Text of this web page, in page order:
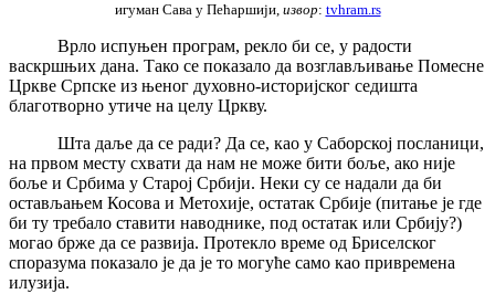
игуман Сава у Пећаршији, извор: tvhram.rs
Врло испуњен програм, рекло би се, у радости
васкршњих дана. Тако се показало да возглављивање Помесне
Цркве Српске из њеног духовно-историјског седишта
благотворно утиче на целу Цркву.
Шта даље да се ради? Да се, као у Саборској посланици,
на првом месту схвати да нам не може бити боље, ако није
боље и Србима у Старој Србији. Неки су се надали да би
остављањем Косова и Метохије, остатак Србије (питање је где
би ту требало ставити наводнике, под остатак или Србију?)
могао брже да се развија. Протекло време од Бриселског
споразума показало је да је то могуће само као привремена
илузија.